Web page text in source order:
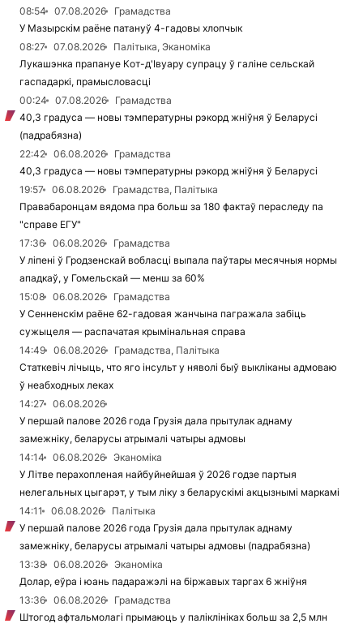
08:54
07.08.2026
Грамадства
У Мазырскім раёне патануў 4-гадовы хлопчык
08:27
07.08.2026
Палітыка, Эканоміка
Лукашэнка прапануе Кот-д'Івуару супрацу ў галіне сельскай
гаспадаркі, прамысловасці
00:24
07.08.2026
Грамадства
40,3 градуса — новы тэмпературны рэкорд жніўня ў Беларусі
(падрабязна)
22:42
06.08.2026
Грамадства
40,3 градуса — новы тэмпературны рэкорд жніўня ў Беларусі
19:57
06.08.2026
Грамадства, Палітыка
Правабаронцам вядома пра больш за 180 фактаў пераследу па
"справе ЕГУ"
17:36
06.08.2026
Грамадства
У ліпені ў Гродзенскай вобласці выпала паўтары месячныя нормы
ападкаў, у Гомельскай — менш за 60%
15:08
06.08.2026
Грамадства
У Сенненскім раёне 62-гадовая жанчына пагражала забіць
сужыцеля — распачатая крымінальная справа
14:49
06.08.2026
Грамадства, Палітыка
Статкевіч лічыць, что яго інсульт у няволі быў выкліканы адмоваю
ў неабходных леках
14:27
06.08.2026
У першай палове 2026 года Грузія дала прытулак аднаму
замежніку, беларусы атрымалі чатыры адмовы
14:14
06.08.2026
Эканоміка
У Літве перахопленая найбуйнейшая ў 2026 годзе партыя
нелегальных цыгарэт, у тым ліку з беларускімі акцызнымі маркамі
14:11
06.08.2026
Палітыка
У першай палове 2026 года Грузія дала прытулак аднаму
замежніку, беларусы атрымалі чатыры адмовы (падрабязна)
13:38
06.08.2026
Эканоміка
Долар, еўра і юань падаражэлі на біржавых таргах 6 жніўня
13:36
06.08.2026
Грамадства
Штогод афтальмолагі прымаюць у паліклініках больш за 2,5 млн